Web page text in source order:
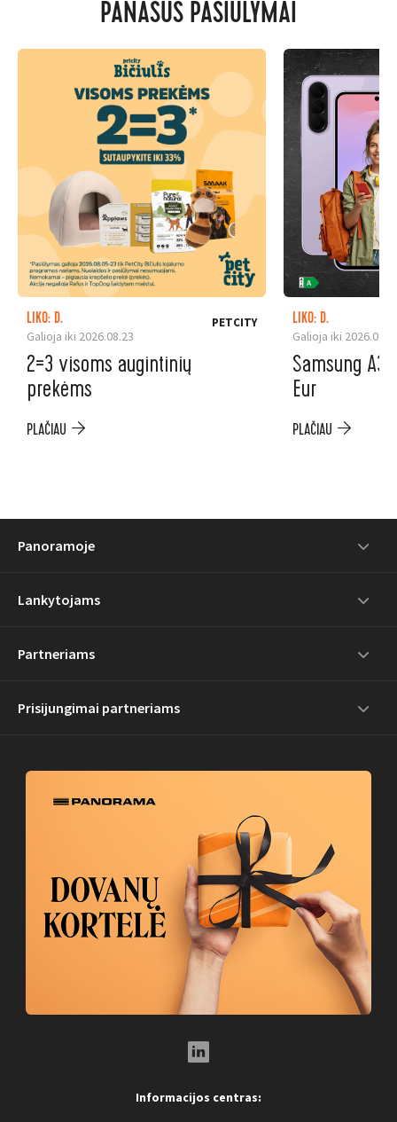
PANAŠŪS PASIŪLYMAI
LIKO: D.
Galioja iki 2026.08.23
PETCITY
2=3 visoms augintinių
prekėms
PLAČIAU
LIKO: D.
Galioja iki
Samsung
Eur
PLAČIAU
Panoramoje
Lankytojams
Partneriams
Prisijungimai partneriams
Informacijos centras: